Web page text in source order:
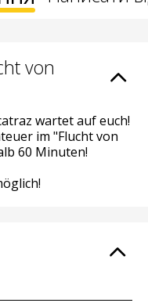
von
wartet auf euch!
im "Flucht von
60 Minuten!